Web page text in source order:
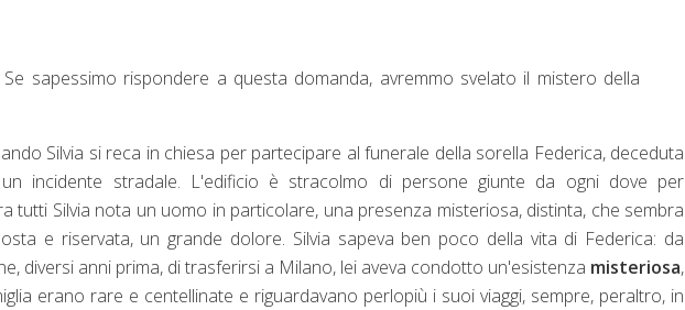
sapessimo rispondere a questa domanda, avremmo svelato il mistero della
Silvia si reca in chiesa per partecipare al funerale della sorella Federica, deceduta
incidente stradale. L'edificio è stracolmo di persone giunte da ogni dove per
tutti Silvia nota un uomo in particolare, una presenza misteriosa, distinta, che sembra
e riservata, un grande dolore. Silvia sapeva ben poco della vita di Federica: da
diversi anni prima, di trasferirsi a Milano, lei aveva condotto un'esistenza misteriosa,
erano rare e centellinate e riguardavano perlopiù i suoi viaggi, sempre, peraltro, in